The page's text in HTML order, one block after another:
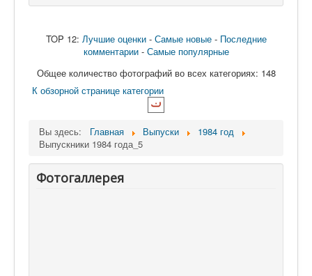
TOP 12: Лучшие оценки- Самые новые- Последние
комментарии- Самые популярные
Общее количество фотографий во всех категориях: 148
К обзорной странице категории
Вы здесь: Главная Выпуски
1984 год
Выпускники 1984 года_5
Фотогаллерея